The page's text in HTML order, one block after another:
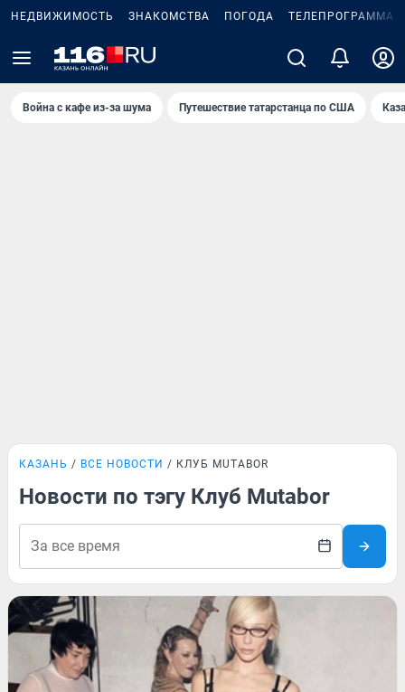
НЕДВИЖИМОСТЬ ЗНАКОМСТВА ПОГОДА ТЕЛЕПРОГРАММА
Война с кафе из-за шума Путешествие татарстанца по США
КАЗАНЬ ВСЕ НОВОСТИ КЛУБ MUTABOR
Новости по тэгу Клуб Mutabor